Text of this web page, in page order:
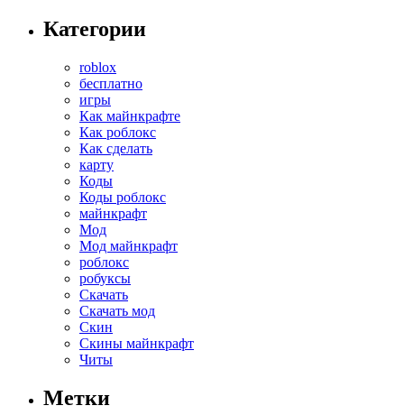
Категории
roblox
бесплатно
игры
Как майнкрафте
Как роблокс
Как сделать
карту
Коды
Коды роблокс
майнкрафт
Мод
Мод майнкрафт
роблокс
робуксы
Скачать
Скачать мод
Скин
Скины майнкрафт
Читы
Метки